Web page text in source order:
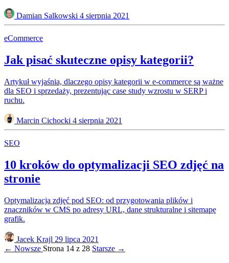
Damian Salkowski 4 sierpnia 2021
eCommerce
Jak pisać skuteczne opisy kategorii?
Artykuł wyjaśnia, dlaczego opisy kategorii w e-commerce są ważne
dla SEO i sprzedaży, prezentując case study wzrostu w SERP i
ruchu.
Marcin Cichocki 4 sierpnia 2021
SEO
10 kroków do optymalizacji SEO zdjęć na
stronie
Optymalizacja zdjęć pod SEO: od przygotowania plików i
znaczników w CMS po adresy URL, dane strukturalne i sitemapę
grafik.
Jacek Krajl 29 lipca 2021
← Nowsze Strona 14 z 28 Starsze →